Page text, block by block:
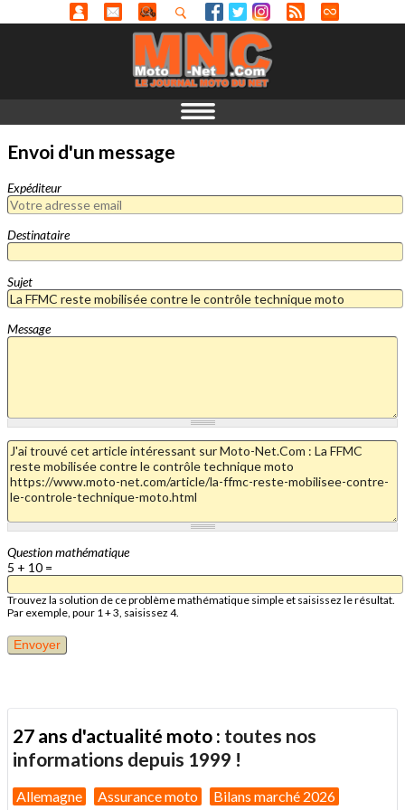
Envoi d'un message
Expéditeur
Destinataire
Sujet
Message
Question mathématique
5 + 10 =
Trouvez la solution de ce problème mathématique simple et saisissez le résultat.
Par exemple, pour 1 + 3, saisissez 4.
27 ans d'actualité moto : toutes nos
informations depuis 1999 !
Allemagne Assurance moto Bilans marché 2026